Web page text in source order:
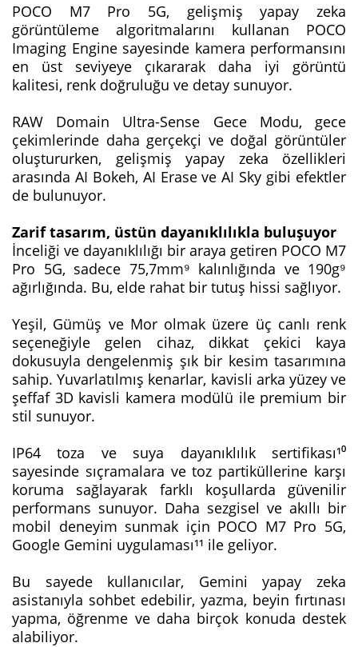
POCO M7 Pro 5G, gelişmiş yapay zeka
görüntüleme algoritmalarını kullanan POCO
Imaging Engine sayesinde kamera performansını
en üst seviyeye çıkararak daha iyi görüntü
kalitesi, renk doğruluğu ve detay sunuyor.
RAW Domain Ultra-Sense Gece Modu, gece
çekimlerinde daha gerçekçi ve doğal görüntüler
oluştururken, gelişmiş yapay zeka özellikleri
arasında AI Bokeh, AI Erase ve AI Sky gibi efektler
de bulunuyor.
Zarif tasarım, üstün dayanıklılıkla buluşuyor
İnceliği ve dayanıklılığı bir araya getiren POCO M7
Pro 5G, sadece 75,7mm⁹ kalınlığında ve 190g⁹
ağırlığında. Bu, elde rahat bir tutuş hissi sağlıyor.
Yeşil, Gümüş ve Mor olmak üzere üç canlı renk
seçeneğiyle gelen cihaz, dikkat çekici kaya
dokusuyla dengelenmiş şık bir kesim tasarımına
sahip. Yuvarlatılmış kenarlar, kavisli arka yüzey ve
şeffaf 3D kavisli kamera modülü ile premium bir
stil sunuyor.
IP64 toza ve suya dayanıklılık sertifikası¹⁰
sayesinde sıçramalara ve toz partiküllerine karşı
koruma sağlayarak farklı koşullarda güvenilir
performans sunuyor. Daha sezgisel ve akıllı bir
mobil deneyim sunmak için POCO M7 Pro 5G,
Google Gemini uygulaması¹¹ ile geliyor.
Bu sayede kullanıcılar, Gemini yapay zeka
asistanıyla sohbet edebilir, yazma, beyin fırtınası
yapma, öğrenme ve daha birçok konuda destek
alabiliyor.